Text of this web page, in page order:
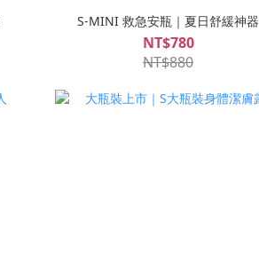
S-MINI 救急安瓶｜夏日舒緩神器
NT$780
NT$880